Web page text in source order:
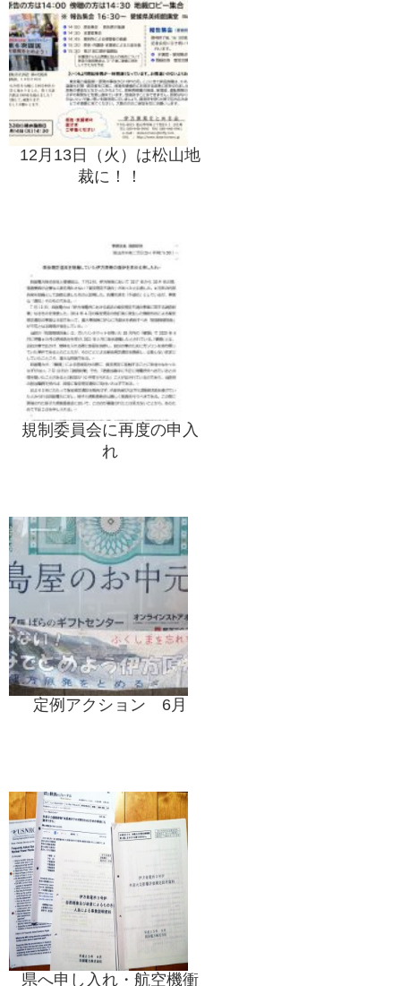
12月13日（火）は松山地
裁に！！
規制委員会に再度の申入
れ
定例アクション 6月
県へ申し入れ・航空機衝